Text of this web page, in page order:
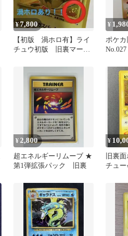
¥7,800
【初版 渦ホロ有】ライ
チュウ初版 旧裏マーク
ーパック
¥
ポケ
¥ 2,800
超エネルギーリムーブ ★
第1弾拡張パック 旧裏
¥
旧裏
チュー
ロ弱